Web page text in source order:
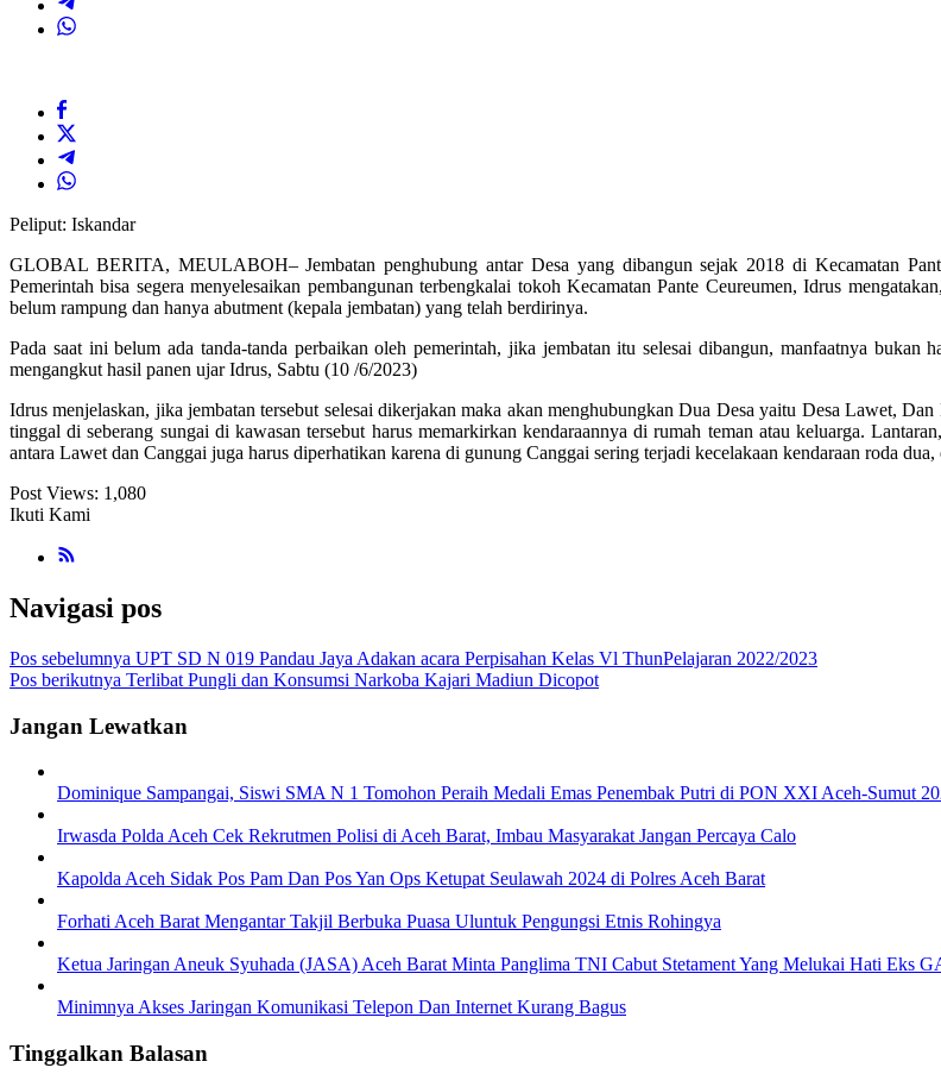
Peliput: Iskandar
GLOBAL BERITA, MEULABOH– Jembatan penghubung antar Desa yang dibangun sejak 2018 di Kecamatan
Pemerintah bisa segera menyelesaikan pembangunan terbengkalai tokoh Kecamatan Pante Ceureumen, Idrus
belum rampung dan hanya abutment (kepala jembatan) yang telah berdirinya.
Pada saat ini belum ada tanda-tanda perbaikan oleh pemerintah, jika jembatan itu selesai dibangun, manfaatnya bukan
mengangkut hasil panen ujar Idrus, Sabtu (10 /6/2023)
Idrus menjelaskan, jika jembatan tersebut selesai dikerjakan maka akan menghubungkan Dua Desa yaitu Desa Lawet,
tinggal di seberang sungai di kawasan tersebut harus memarkirkan kendaraannya di rumah teman atau keluarga.
antara Lawet dan Canggai juga harus diperhatikan karena di gunung Canggai sering terjadi kecelakaan kendaraan roda
Post Views: 1,080
Ikuti Kami
Navigasi pos
Pos sebelumnya UPT SD N 019 Pandau Jaya Adakan acara Perpisahan Kelas Vl ThunPelajaran 2022/2023
Pos berikutnya Terlibat Pungli dan Konsumsi Narkoba Kajari Madiun Dicopot
Jangan Lewatkan
Dominique Sampangai, Siswi SMA N 1 Tomohon Peraih Medali Emas Penembak Putri di PON XXI Aceh-Sumut
Irwasda Polda Aceh Cek Rekrutmen Polisi di Aceh Barat, Imbau Masyarakat Jangan Percaya Calo
Kapolda Aceh Sidak Pos Pam Dan Pos Yan Ops Ketupat Seulawah 2024 di Polres Aceh Barat
Forhati Aceh Barat Mengantar Takjil Berbuka Puasa Uluntuk Pengungsi Etnis Rohingya
Ketua Jaringan Aneuk Syuhada (JASA) Aceh Barat Minta Panglima TNI Cabut Stetament Yang Melukai Hati Eks
Minimnya Akses Jaringan Komunikasi Telepon Dan Internet Kurang Bagus
Tinggalkan Balasan